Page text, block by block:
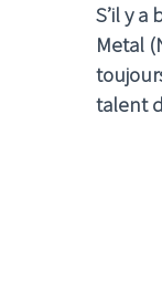
S’il y
Metal
talent